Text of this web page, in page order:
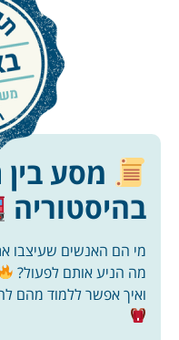
מסע
בהיסטוריה
מי הם האנשים שעיצבו
מה הניע אותם לפעול?
ואיך אפשר ללמוד מהם